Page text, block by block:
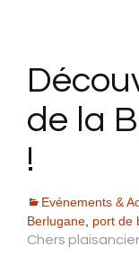
de la
!
Evénements &
Berlugane, port de
Chers